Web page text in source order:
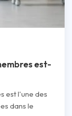
est-
est l'une des
dans le